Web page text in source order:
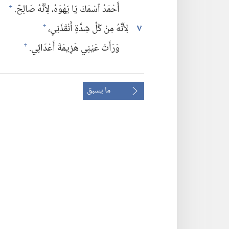
أَحْمَدُ ٱسْمَكَ يَا يَهْوَهُ،‏ لِأَنَّهُ صَالِحٌ.‏ +
٧ لِأَنَّهُ مِنْ كُلِّ شِدَّةٍ أَنْقَذَنِي،‏+
وَرَأَتْ عَيْنِي هَزِيمَةَ أَعْدَائِي.‏ +
ما يسبق